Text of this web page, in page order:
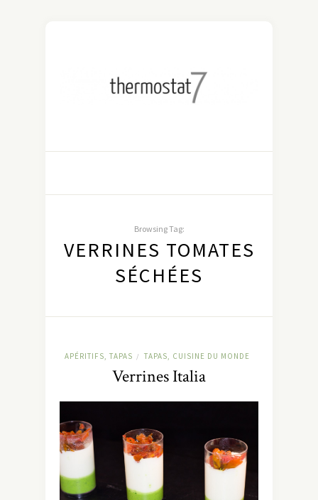
Browsing Tag:
VERRINES TOMATES
SÉCHÉES
APÉRITIFS, TAPAS / TAPAS, CUISINE DU MONDE
Verrines Italia